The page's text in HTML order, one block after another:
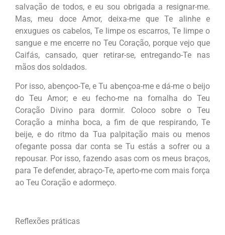
salvação de todos, e eu sou obrigada a resignar-me.
Mas, meu doce Amor, deixa-me que Te alinhe e
enxugues os cabelos, Te limpe os escarros, Te limpe o
sangue e me encerre no Teu Coração, porque vejo que
Caifás, cansado, quer retirar-se, entregando-Te nas
mãos dos soldados.
Por isso, abençoo-Te, e Tu abençoa-me e dá-me o beijo
do Teu Amor; e eu fecho-me na fornalha do Teu
Coração Divino para dormir. Coloco sobre o Teu
Coração a minha boca, a fim de que respirando, Te
beije, e do ritmo da Tua palpitação mais ou menos
ofegante possa dar conta se Tu estás a sofrer ou a
repousar. Por isso, fazendo asas com os meus braços,
para Te defender, abraço-Te, aperto-me com mais força
ao Teu Coração e adormeço.
Reflexões práticas